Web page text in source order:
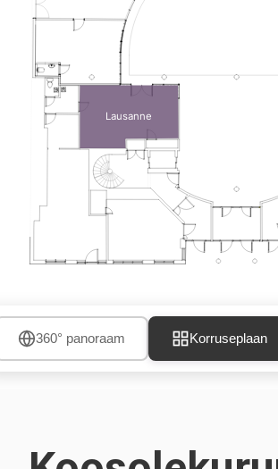
360° panoraam Korruseplaan
Lausanne